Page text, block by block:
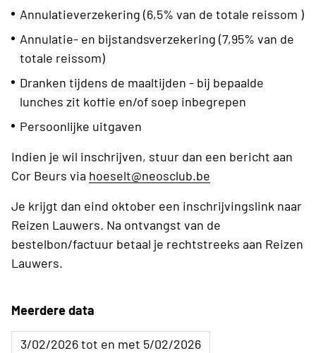
Annulatieverzekering (6,5% van de totale reissom )
Annulatie- en bijstandsverzekering (7,95% van de
totale reissom)
Dranken tijdens de maaltijden - bij bepaalde
lunches zit koffie en/of soep inbegrepen
Persoonlijke uitgaven
Indien je wil inschrijven, stuur dan een bericht aan
Cor Beurs via hoeselt@neosclub.be
Je krijgt dan eind oktober een inschrijvingslink naar
Reizen Lauwers. Na ontvangst van de
bestelbon/factuur betaal je rechtstreeks aan Reizen
Lauwers.
Meerdere data
3/02/2026 tot en met 5/02/2026